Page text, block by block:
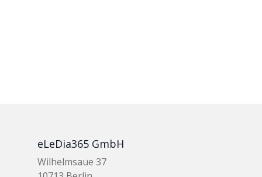
eLeDia365 GmbH
Wilhelmsaue 37